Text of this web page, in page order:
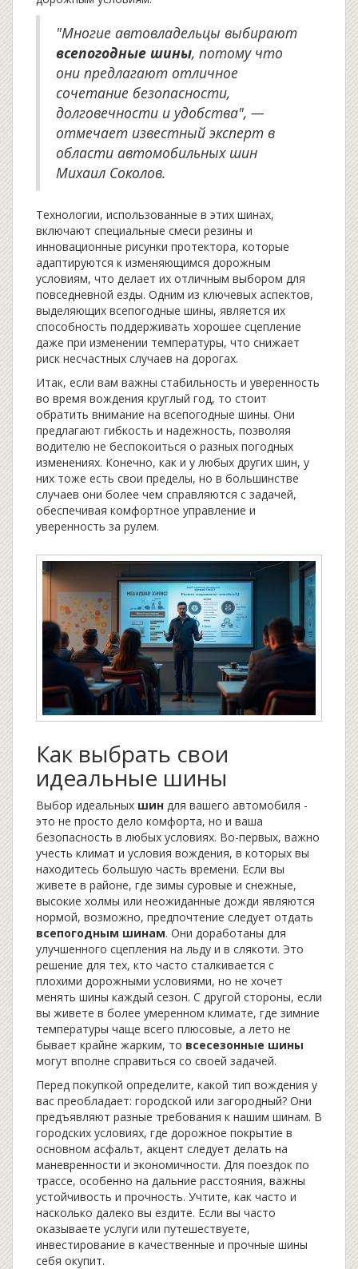
"Многие автовладельцы выбирают
всепогодные шины, потому что
они предлагают отличное
сочетание безопасности,
долговечности и удобства", —
отмечает известный эксперт в
области автомобильных шин
Михаил Соколов.
Технологии, использованные в этих шинах,
включают специальные смеси резины и
инновационные рисунки протектора, которые
адаптируются к изменяющимся дорожным
условиям, что делает их отличным выбором для
повседневной езды. Одним из ключевых аспектов,
выделяющих всепогодные шины, является их
способность поддерживать хорошее сцепление
даже при изменении температуры, что снижает
риск несчастных случаев на дорогах.
Итак, если вам важны стабильность и уверенность
во время вождения круглый год, то стоит
обратить внимание на всепогодные шины. Они
предлагают гибкость и надежность, позволяя
водителю не беспокоиться о разных погодных
изменениях. Конечно, как и у любых других шин, у
них тоже есть свои пределы, но в большинстве
случаев они более чем справляются с задачей,
обеспечивая комфортное управление и
уверенность за рулем.
Как выбрать свои
идеальные шины
Выбор идеальных шин для вашего автомобиля -
это не просто дело комфорта, но и ваша
безопасность в любых условиях. Во-первых, важно
учесть климат и условия вождения, в которых вы
находитесь большую часть времени. Если вы
живете в районе, где зимы суровые и снежные,
высокие холмы или неожиданные дожди являются
нормой, возможно, предпочтение следует отдать
всепогодным шинам. Они доработаны для
улучшенного сцепления на льду и в слякоти. Это
решение для тех, кто часто сталкивается с
плохими дорожными условиями, но не хочет
менять шины каждый сезон. С другой стороны, если
вы живете в более умеренном климате, где зимние
температуры чаще всего плюсовые, а лето не
бывает крайне жарким, то всесезонные шины
могут вполне справиться со своей задачей.
Перед покупкой определите, какой тип вождения у
вас преобладает: городской или загородный? Они
предъявляют разные требования к нашим шинам. В
городских условиях, где дорожное покрытие в
основном асфальт, акцент следует делать на
маневренности и экономичности. Для поездок по
трассе, особенно на дальние расстояния, важны
устойчивость и прочность. Учтите, как часто и
насколько далеко вы ездите. Если вы часто
оказываете услуги или путешествуете,
инвестирование в качественные и прочные шины
себя окупит.